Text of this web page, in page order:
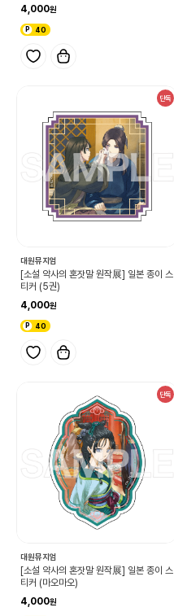
4,000
40
단독
대원뮤지엄
[소설 약사의 혼잣말 원작展] 일본 종이 스
티커 (5권)
4,000
40
단독
대원뮤지엄
[소설 약사의 혼잣말 원작展] 일본 종이 스
티커 (마오마오)
4,000